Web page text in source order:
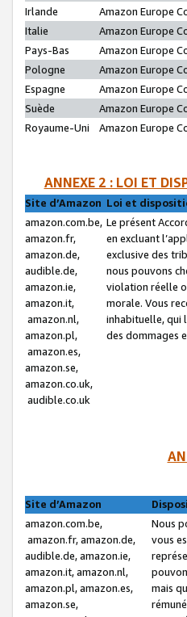
Irlande
Amazon Europe
Italie
Amazon Europe
Pays-Bas
Amazon Europe
Pologne
Amazon Europe
Espagne
Amazon Europe
Suède
Amazon Europe
Royaume-Uni
Amazon Europe
ANNEXE 2 : LOI ET
Site d’Amazon Loi et
amazon.com.be,
amazon.fr,
amazon.de,
audible.de,
amazon.ie,
amazon.it,
amazon.nl,
amazon.pl,
amazon.es,
amazon.se,
amazon.co.uk,
audible.co.uk
Le présent
en excluant
exclusive des
nous pouvons
violation réelle
morale. Vous
inhabituelle, qui
des dommages
Site d’Amazon
amazon.com.be,
amazon.fr, amazon.de,
audible.de, amazon.ie,
amazon.it, amazon.nl,
amazon.pl, amazon.es,
amazon.se,
Nous
vous
mais